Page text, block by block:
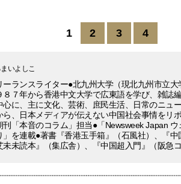
1 2 3 4
いよしこ
ーランスライター●北九州大学（現北九州市立
８７年から香港中文大学で広東語を学び、雑誌
心に、主に文化、芸術、庶民生活、日常のニュ
ら、日本メディアが伝えない中国社会事情をリ
刊「本音のコラム」担当●「Newsweek Japan
」を連載●著書『香港玉手箱』（石風社）、『
未未読本』（集広舎）、『中国超入門』（阪急